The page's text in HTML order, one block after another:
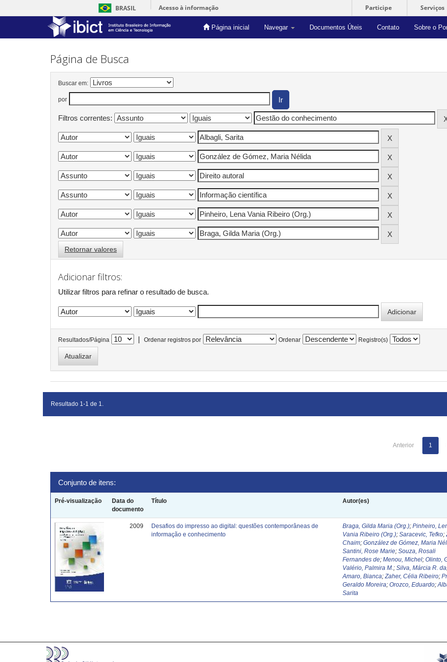
BRASIL Acesso à informação Participe Serviços
Página inicial Navegar Documentos Úteis Contato Sobre o
Skip
Página de Busca
Buscar em:
por
Filtros correntes:
Retornar valores
Adicionar filtros:
Utilizar filtros para refinar o resultado de busca.
Resultados/Página | Ordenar registros por Ordenar Registro(s)
Resultado 1-1 de 1.
Anterior 1
Conjunto de itens:
Pré-visualização
Data do
documento
Título Autor(es)
2009
Desafios do impresso ao digital: questões contemporâneas de
informação e conhecimento
Braga, Gilda Maria (Org.);Pinheiro,
Vania Ribeiro (Org.);Saracevic, Tefko;
Chaim;González de Gómez, Maria
Santini, Rose Marie;Souza, Rosali
Fernandes de;Menou, Michel;Olinto,
Valério, Palmira M. ;Silva, Márcia R. da
Amaro, Bianca;Zaher, Célia Ribeiro;
Geraldo Moreira;Orozco, Eduardo;
Sarita